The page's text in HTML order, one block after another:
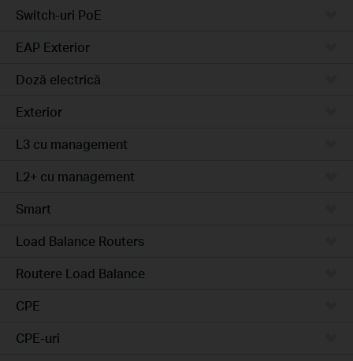
Switch-uri PoE
EAP Exterior
Doză electrică
Exterior
L3 cu management
L2+ cu management
Smart
Load Balance Routers
Routere Load Balance
CPE
CPE-uri